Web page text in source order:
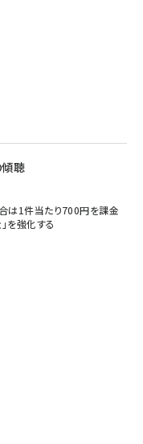
傾聴
は1件当たり700円を課金
を強化する